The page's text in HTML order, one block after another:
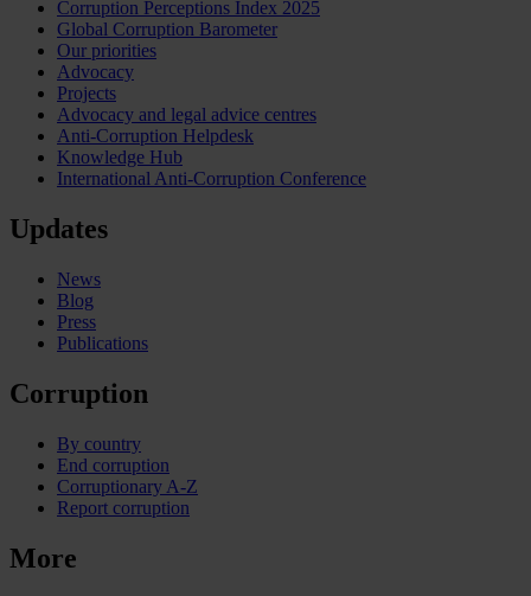
Corruption Perceptions Index 2025
Global Corruption Barometer
Our priorities
Advocacy
Projects
Advocacy and legal advice centres
Anti-Corruption Helpdesk
Knowledge Hub
International Anti-Corruption Conference
Updates
News
Blog
Press
Publications
Corruption
By country
End corruption
Corruptionary A-Z
Report corruption
More